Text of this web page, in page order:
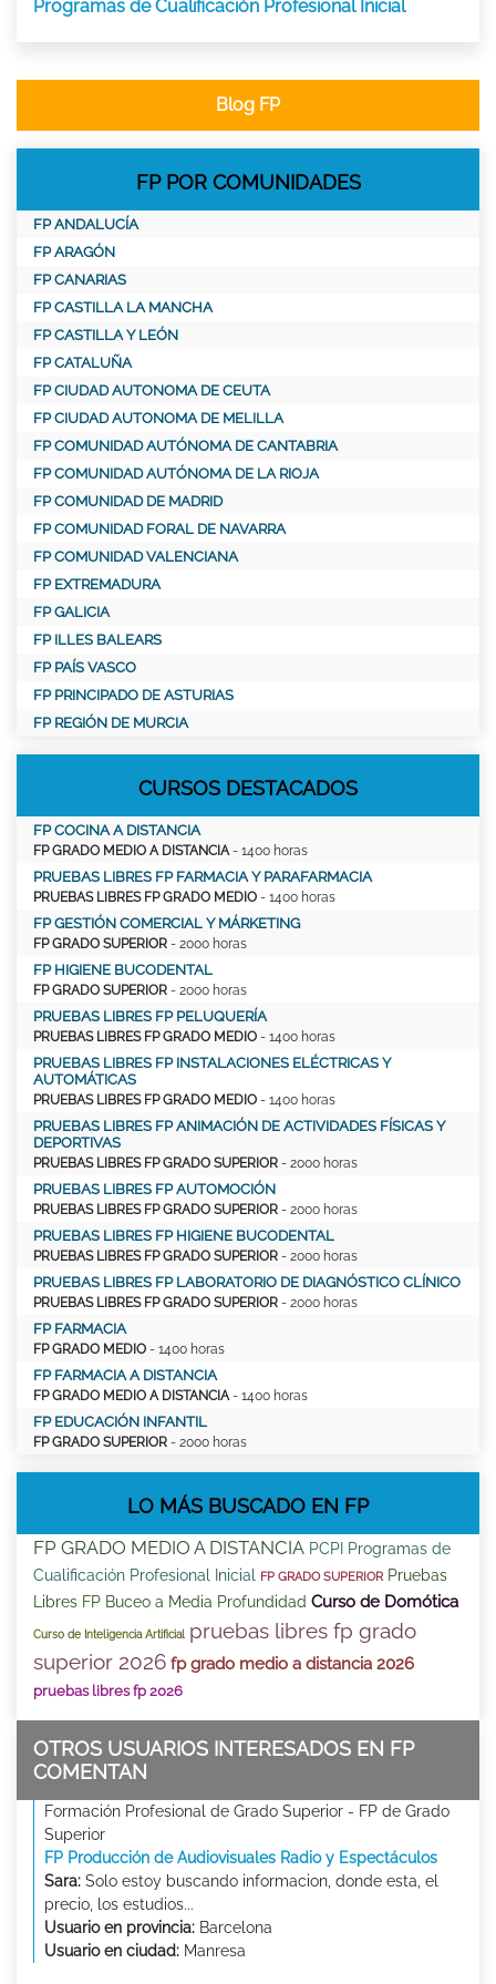
Programas de Cualificación Profesional Inicial
Blog FP
FP POR COMUNIDADES
FP ANDALUCÍA
FP ARAGÓN
FP CANARIAS
FP CASTILLA LA MANCHA
FP CASTILLA Y LEÓN
FP CATALUÑA
FP CIUDAD AUTONOMA DE CEUTA
FP CIUDAD AUTONOMA DE MELILLA
FP COMUNIDAD AUTÓNOMA DE CANTABRIA
FP COMUNIDAD AUTÓNOMA DE LA RIOJA
FP COMUNIDAD DE MADRID
FP COMUNIDAD FORAL DE NAVARRA
FP COMUNIDAD VALENCIANA
FP EXTREMADURA
FP GALICIA
FP ILLES BALEARS
FP PAÍS VASCO
FP PRINCIPADO DE ASTURIAS
FP REGIÓN DE MURCIA
CURSOS DESTACADOS
FP COCINA A DISTANCIA
FP GRADO MEDIO A DISTANCIA - 1400 horas
PRUEBAS LIBRES FP FARMACIA Y PARAFARMACIA
PRUEBAS LIBRES FP GRADO MEDIO - 1400 horas
FP GESTIÓN COMERCIAL Y MÁRKETING
FP GRADO SUPERIOR - 2000 horas
FP HIGIENE BUCODENTAL
FP GRADO SUPERIOR - 2000 horas
PRUEBAS LIBRES FP PELUQUERÍA
PRUEBAS LIBRES FP GRADO MEDIO - 1400 horas
PRUEBAS LIBRES FP INSTALACIONES ELÉCTRICAS Y
AUTOMÁTICAS
PRUEBAS LIBRES FP GRADO MEDIO - 1400 horas
PRUEBAS LIBRES FP ANIMACIÓN DE ACTIVIDADES FÍSICAS Y
DEPORTIVAS
PRUEBAS LIBRES FP GRADO SUPERIOR - 2000 horas
PRUEBAS LIBRES FP AUTOMOCIÓN
PRUEBAS LIBRES FP GRADO SUPERIOR - 2000 horas
PRUEBAS LIBRES FP HIGIENE BUCODENTAL
PRUEBAS LIBRES FP GRADO SUPERIOR - 2000 horas
PRUEBAS LIBRES FP LABORATORIO DE DIAGNÓSTICO CLÍNICO
PRUEBAS LIBRES FP GRADO SUPERIOR - 2000 horas
FP FARMACIA
FP GRADO MEDIO - 1400 horas
FP FARMACIA A DISTANCIA
FP GRADO MEDIO A DISTANCIA - 1400 horas
FP EDUCACIÓN INFANTIL
FP GRADO SUPERIOR - 2000 horas
LO MÁS BUSCADO EN FP
FP GRADO MEDIO A DISTANCIA PCPI Programas de
Cualificación Profesional Inicial
FP GRADO SUPERIOR Pruebas
Libres FP Buceo a Media Profundidad Curso de Domótica
Curso de Inteligencia Artificial
pruebas libres fp grado
superior 2026 fp grado medio a distancia 2026
pruebas libres fp 2026
OTROS USUARIOS INTERESADOS EN FP
COMENTAN
Formación Profesional de Grado Superior - FP de Grado
Superior
FP Producción de Audiovisuales Radio y Espectáculos
Sara: Solo estoy buscando informacion, donde esta, el
precio, los estudios...
Usuario en provincia: Barcelona
Usuario en ciudad: Manresa